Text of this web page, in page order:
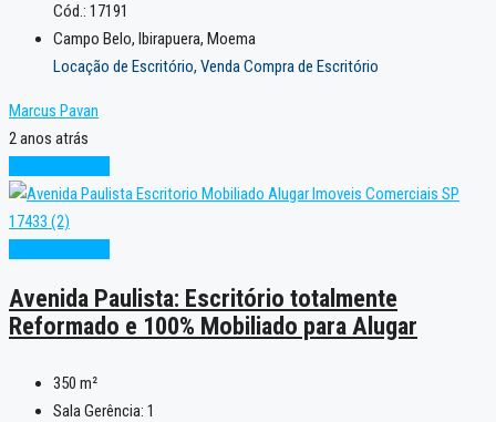
Cód.: 17191
Campo Belo, Ibirapuera, Moema
Locação de Escritório, Venda Compra de Escritório
Marcus Pavan
2 anos atrás
Avenida Paulista: Escritório totalmente
Reformado e 100% Mobiliado para Alugar
350 m²
Sala Gerência: 1